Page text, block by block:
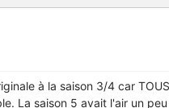
à la saison 3/4 car
La saison 5 avait l'air un